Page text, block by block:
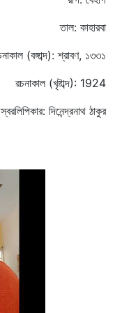
তাল: কাহারবা
(বঙ্গাব্দ): শ্রাবণ, ১৩৩১
রচনাকাল (খৃষ্টাব্দ): 1924
স্বরলিপিকার: দিনেন্দ্রনাথ ঠাকুর